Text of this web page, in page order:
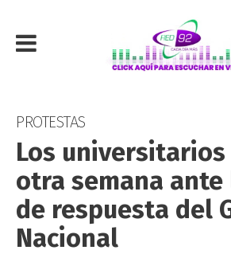
PROTESTAS
Los universitarios
otra semana
de respuesta del
Nacional